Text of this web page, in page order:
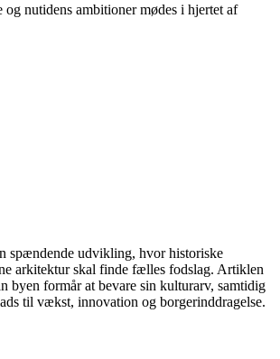
og nutidens ambitioner mødes i hjertet af
spændende udvikling, hvor historiske
arkitektur skal finde fælles fodslag. Artiklen
byen formår at bevare sin kulturarv, samtidig
til vækst, innovation og borgerinddragelse.